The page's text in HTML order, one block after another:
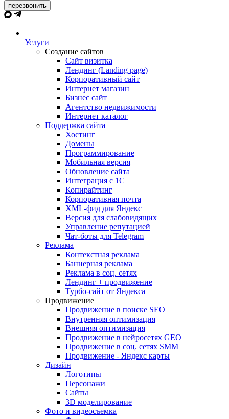
перезвонить
Услуги
Создание сайтов
Сайт визитка
Лендинг (Landing page)
Корпоративный сайт
Интернет магазин
Бизнес сайт
Агентство недвижимости
Интернет каталог
Поддержка сайта
Хостинг
Домены
Программирование
Мобильная версия
Обновление сайта
Интеграция с 1С
Копирайтинг
Корпоративная почта
XML-фид для Яндекс
Версия для слабовидящих
Управление репутацией
Чат-боты для Telegram
Реклама
Контекстная реклама
Баннерная реклама
Реклама в соц. сетях
Лендинг + продвижение
Турбо-сайт от Яндекса
Продвижение
Продвижение в поиске SEO
Внутренняя оптимизация
Внешняя оптимизация
Продвижение в нейросетях GEO
Продвижение в соц. сетях SMM
Продвижение - Яндекс карты
Дизайн
Логотипы
Персонажи
Сайты
3D моделирование
Фото и видеосъемка